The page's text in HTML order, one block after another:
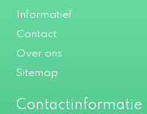
Informatief
Contact
Over ons
Sitemap
Contactinformatie